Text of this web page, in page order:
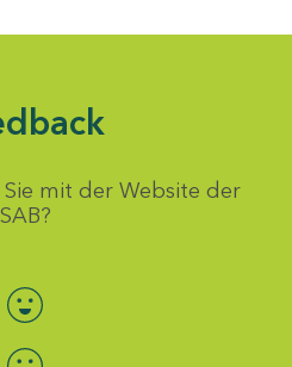
mit der Website der
SAB?
Bewertung auswählen